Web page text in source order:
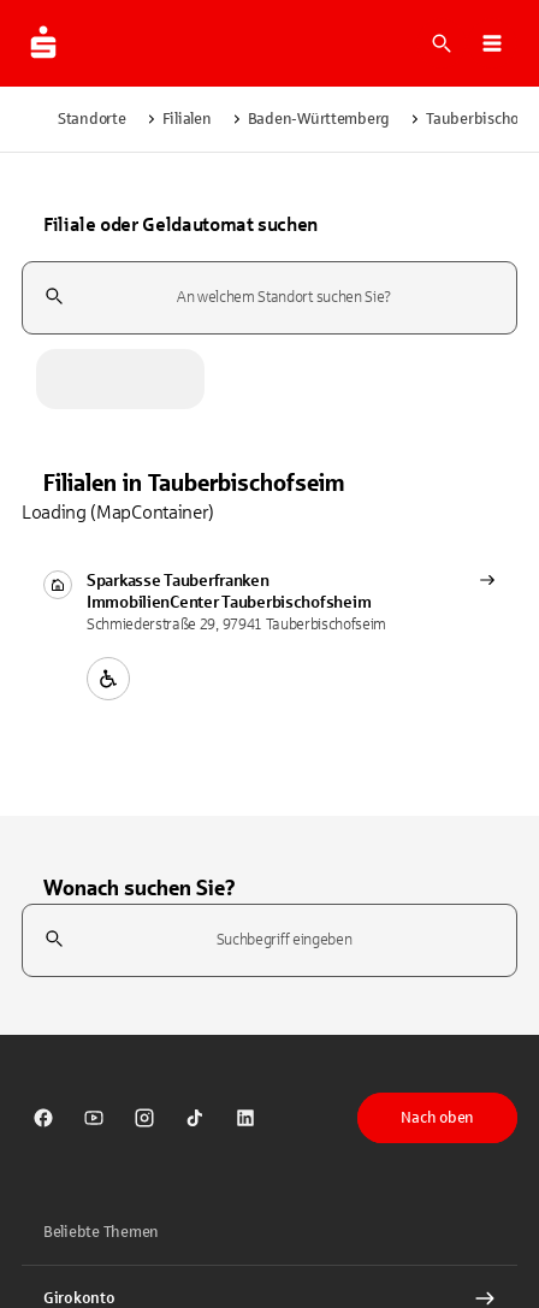
Suche
Standorte Filialen Baden-Württemberg
Filiale oder Geldautomat suchen
Suchfeld
Filialen in Tauberbischofseim
Sparkasse Tauberfranken
ImmobilienCenterTauberbischofsheim
Schmiederstraße 29, 97941 Tauberbischofseim
Loading (MapContainer)
Wonach suchen Sie?
Suchfeld
Sparkasse auf Facebook
Sparkasse auf Youtube
Sparkasse auf Instagram
Sparkasse auf TikTok
Sparkasse auf LinkedIn
Nach oben
Beliebte Themen
Girokonto